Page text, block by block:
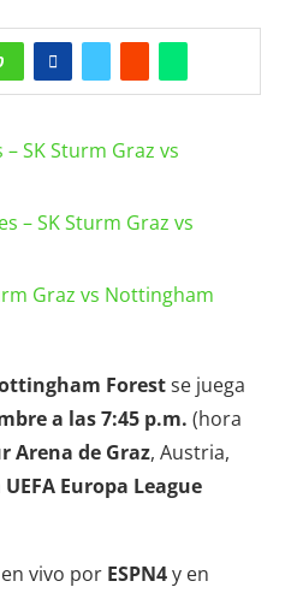
SK Sturm Graz vs
– SK Sturm Graz vs
Graz vs Nottingham
Forestse juega
a las 7:45 p.m. (hora
Arena de Graz, Austria,
UEFA Europa League
vivo por ESPN4y en